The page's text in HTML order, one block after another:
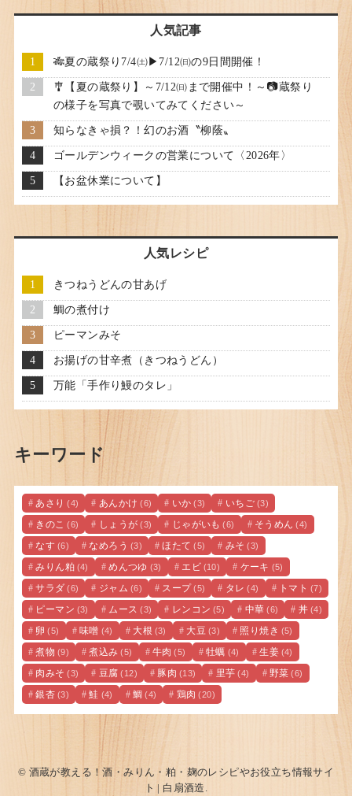
人気記事
🎋夏の蔵祭り7/4㈯▶7/12㈰の9日間開催！
🎐【夏の蔵祭り】～7/12㈰まで開催中！～📷蔵祭り
の様子を写真で覗いてみてください～
知らなきゃ損？！幻のお酒〝柳蔭〟
ゴールデンウィークの営業について〈2026年〉
【お盆休業について】
人気レシピ
きつねうどんの甘あげ
鯛の煮付け
ピーマンみそ
お揚げの甘辛煮（きつねうどん）
万能「手作り鰻のタレ」
キーワード
あさり (4) あんかけ (6) いか (3) いちご (3)
きのこ (6) しょうが (3) じゃがいも (6) そうめん (4)
なす (6) なめろう (3) ほたて (5) みそ (3)
みりん粕 (4) めんつゆ (3) エビ (10) ケーキ (5)
サラダ (6) ジャム (6) スープ (5) タレ (4) トマト (7)
ピーマン (3) ムース (3) レンコン (5) 中華 (6) 丼 (4)
卵 (5) 味噌 (4) 大根 (3) 大豆 (3) 照り焼き (5)
煮物 (9) 煮込み (5) 牛肉 (5) 牡蠣 (4) 生姜 (4)
肉みそ (3) 豆腐 (12) 豚肉 (13) 里芋 (4) 野菜 (6)
銀杏 (3) 鮭 (4) 鯛 (4) 鶏肉 (20)
© 酒蔵が教える！酒・みりん・粕・麹のレシピやお役立ち情報サイ
ト | 白扇酒造.